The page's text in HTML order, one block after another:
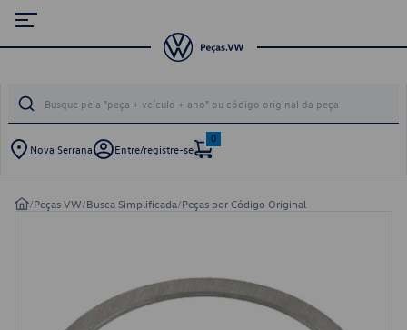
Nova Serrana Entre/registre-se
0
/Peças VW/Busca Simplificada/Peças por Código Original